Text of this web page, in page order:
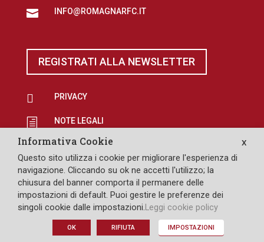
 INFO@ROMAGNARFC.IT
REGISTRATI ALLA NEWSLETTER
 PRIVACY
h NOTE LEGALI
p EROGAZIONI PUBBLICHE
 SAFEGUARDING
X
Informativa Cookie
Questo sito utilizza i cookie per migliorare l'esperienza di
navigazione. Cliccando su ok ne accetti l'utilizzo; la
chiusura del banner comporta il permanere delle
impostazioni di default. Puoi gestire le preferenze dei
singoli cookie dalle impostazioni.Leggi cookie policy
OK RIFIUTA IMPOSTAZIONI